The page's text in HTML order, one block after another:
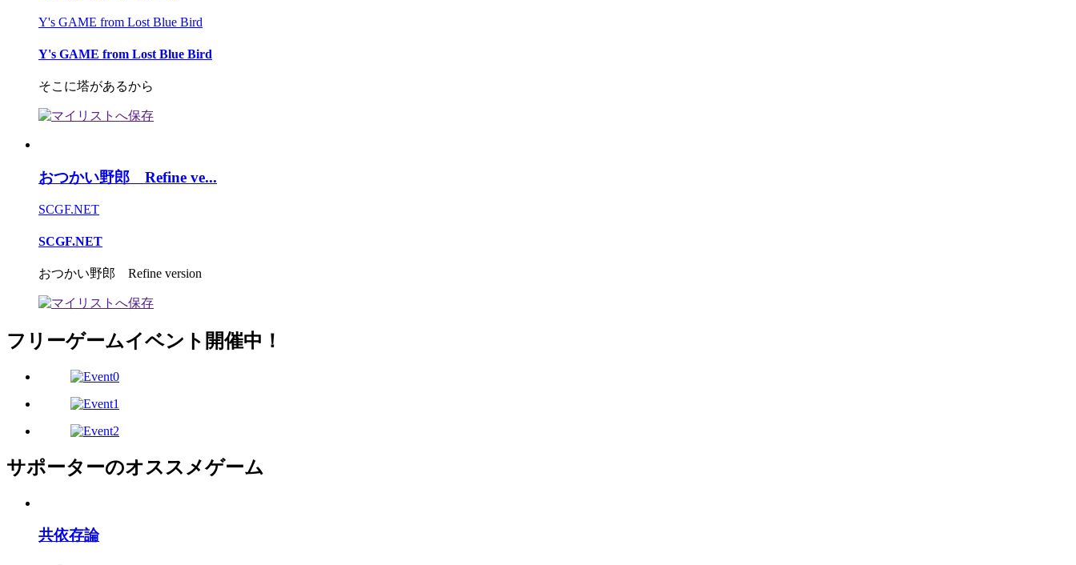
Y's GAME from Lost Blue Bird
Y's GAME from Lost Blue Bird
そこに塔があるから
おつかい野郎 Refine ve...
SCGF.NET
SCGF.NET
おつかい野郎 Refine version
フリーゲームイベント開催中！
サポーターのオススメゲーム
共依存論